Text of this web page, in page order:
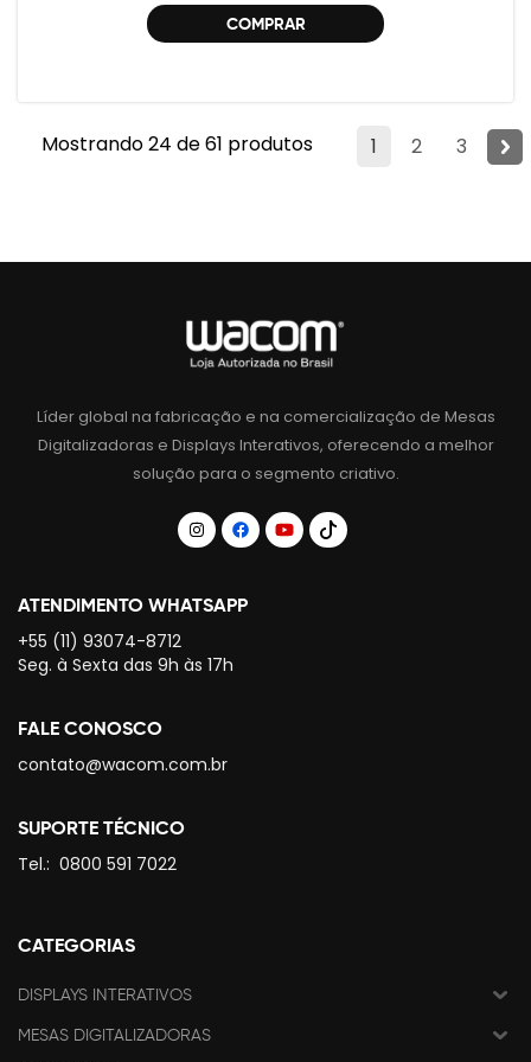
COMPRAR
1 2 3
Mostrando 24 de 61 produtos
Líder global na fabricação e na comercialização de Mesas
Digitalizadoras e Displays Interativos, oferecendo a melhor
solução para o segmento criativo.
ATENDIMENTO WHATSAPP
+55 (11) 93074-8712
Seg. à Sexta das 9h às 17h
FALE CONOSCO
contato@wacom.com.br
SUPORTE TÉCNICO
Tel.: 0800 591 7022
CATEGORIAS
DISPLAYS INTERATIVOS
MESAS DIGITALIZADORAS